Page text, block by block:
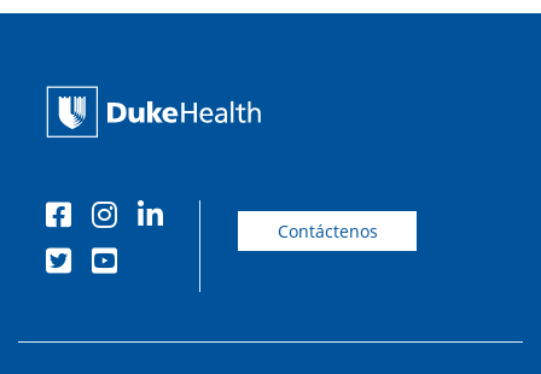
Contáctenos